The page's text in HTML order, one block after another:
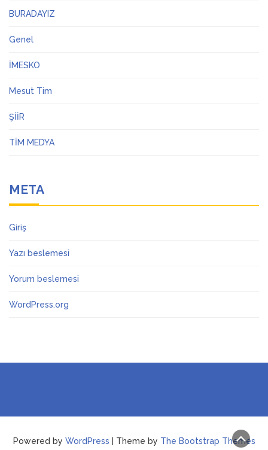
BURADAYIZ
Genel
İMESKO
Mesut Tim
ŞİİR
TİM MEDYA
META
Giriş
Yazı beslemesi
Yorum beslemesi
WordPress.org
Powered by WordPress | Theme by The Bootstrap Themes